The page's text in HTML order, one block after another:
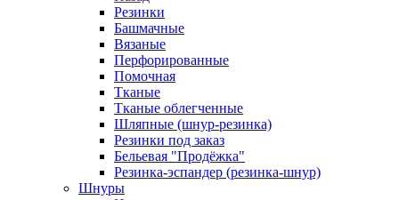
Резинки
Башмачные
Вязаные
Перфорированные
Помочная
Тканые
Тканые облегченные
Шляпные (шнур-резинка)
Резинки под заказ
Бельевая "Продёжка"
Резинка-эспандер (резинка-шнур)
Шнуры